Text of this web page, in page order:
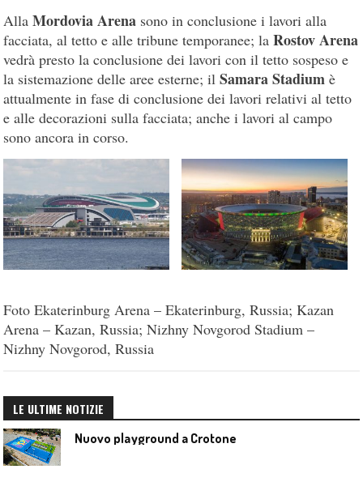
AllaMordovia Arena sono in conclusione i lavori alla
facciata, al tetto e alle tribune temporanee; laRostov Arena
vedrà presto la conclusione dei lavori con il tetto sospeso e
la sistemazione delle aree esterne; ilSamara Stadium è
attualmente in fase di conclusione dei lavori relativi al tetto
e alle decorazioni sulla facciata; anche i lavori al campo
sono ancora in corso.
Foto Ekaterinburg Arena – Ekaterinburg, Russia; Kazan
Arena – Kazan, Russia; Nizhny Novgorod Stadium –
Nizhny Novgorod, Russia
LE ULTIME NOTIZIE
Nuovo playground a Crotone